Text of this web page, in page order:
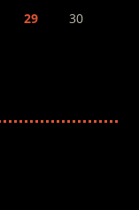
29
30